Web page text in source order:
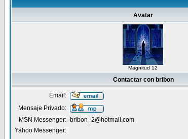
Avatar
Magnitud 12
Contactar con bribon
Email:
Mensaje Privado:
MSN Messenger: bribon_2@hotmail.com
Yahoo Messenger: